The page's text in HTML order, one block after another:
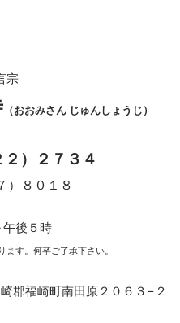
宗
（おおみさん じゅんしょうじ）
）２７３４
８０１８
後５時
す。何卒ご了承下さい。
郡福崎町南田原２０６３−２